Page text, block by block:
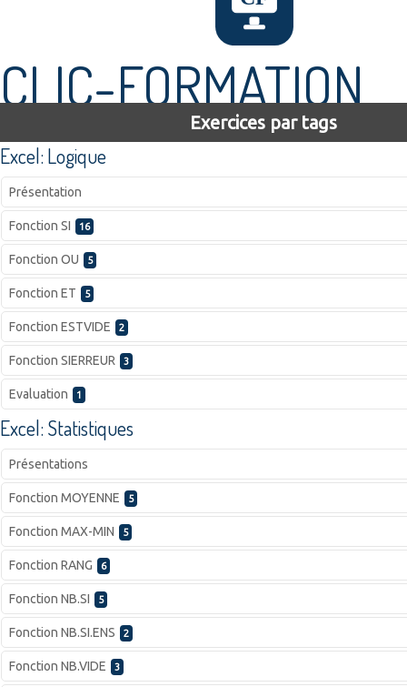
CLIC-FORMATION
Exercices par tags
Excel: Logique
Présentation
Fonction SI 16
Fonction OU 5
Fonction ET 5
Fonction ESTVIDE 2
Fonction SIERREUR 3
Evaluation 1
Excel: Statistiques
Présentations
Fonction MOYENNE 5
Fonction MAX-MIN 5
Fonction RANG 6
Fonction NB.SI 5
Fonction NB.SI.ENS 2
Fonction NB.VIDE 3